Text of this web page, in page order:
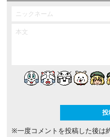
※一度コメントを投稿した後は